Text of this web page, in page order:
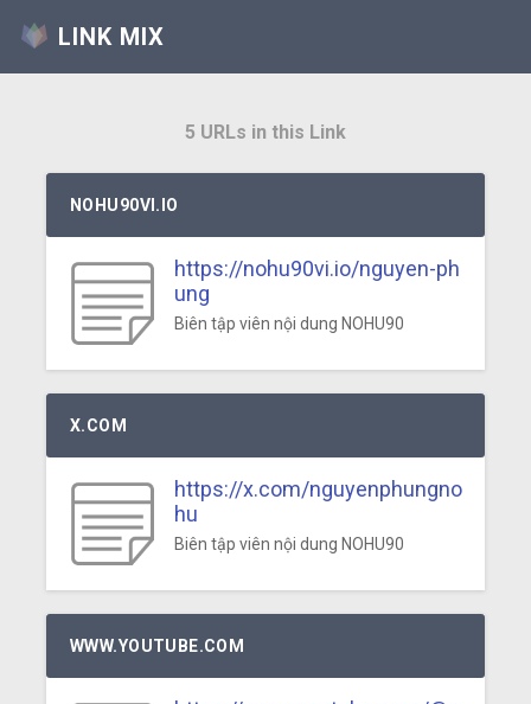
LINK MIX
5 URLs in this Link
NOHU90VI.IO
https://nohu90vi.io/nguyen-ph
ung
Biên tập viên nội dung NOHU90
X.COM
https://x.com/nguyenphungno
hu
Biên tập viên nội dung NOHU90
WWW.YOUTUBE.COM